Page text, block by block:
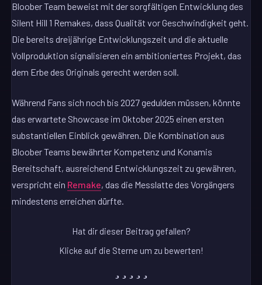
Bloober Team beweist mit der sorgfältigen Entwicklung des
Silent Hill 1 Remakes, dass Qualität vor Geschwindigkeit geht.
Die bereits dreijährige Entwicklungszeit und die aktuelle
Vollproduktion signalisieren ein ambitioniertes Projekt, das
dem Erbe des Originals gerecht werden soll.
Während Fans sich noch bis 2027 gedulden müssen, könnte
das erwartete Showcase im Oktober 2025 einen ersten
substantiellen Einblick gewähren. Die Kombination aus
Bloober Teams bewährter Kompetenz und Konamis
Bereitschaft, ausreichend Entwicklungszeit zu gewähren,
verspricht ein Remake, das die Messlatte des Vorgängers
mindestens erreichen dürfte.
Hat dir dieser Beitrag gefallen?
Klicke auf die Sterne um zu bewerten!